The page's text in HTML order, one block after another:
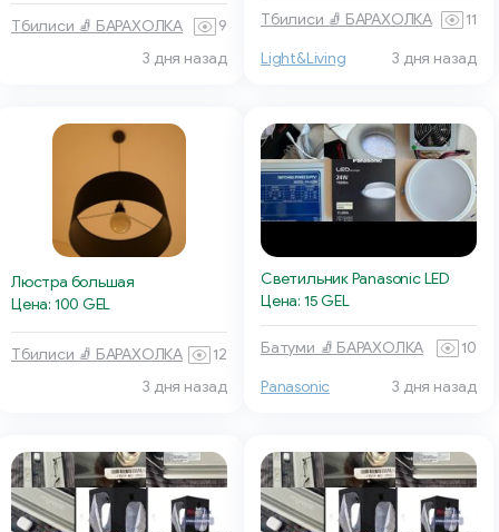
Тбилиси 🧦 БАРАХОЛКА
9
3 дня назад
Тбилиси 🧦 БАРАХОЛКА 11
Light&Living 3 дня назад
Люстра большая
Цена: 100 GEL
Тбилиси 🧦 БАРАХОЛКА
12
3 дня назад
Светильник Panasonic LED
Цена: 15 GEL
Батуми 🧦 БАРАХОЛКА 10
Panasonic 3 дня назад